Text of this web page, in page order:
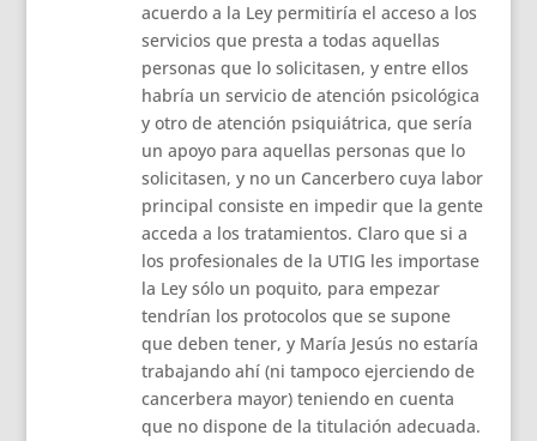
acuerdo a la Ley permitiría el acceso a los
servicios que presta a todas aquellas
personas que lo solicitasen, y entre ellos
habría un servicio de atención psicológica
y otro de atención psiquiátrica, que sería
un apoyo para aquellas personas que lo
solicitasen, y no un Cancerbero cuya labor
principal consiste en impedir que la gente
acceda a los tratamientos. Claro que si a
los profesionales de la UTIG les importase
la Ley sólo un poquito, para empezar
tendrían los protocolos que se supone
que deben tener, y María Jesús no estaría
trabajando ahí (ni tampoco ejerciendo de
cancerbera mayor) teniendo en cuenta
que no dispone de la titulación adecuada.